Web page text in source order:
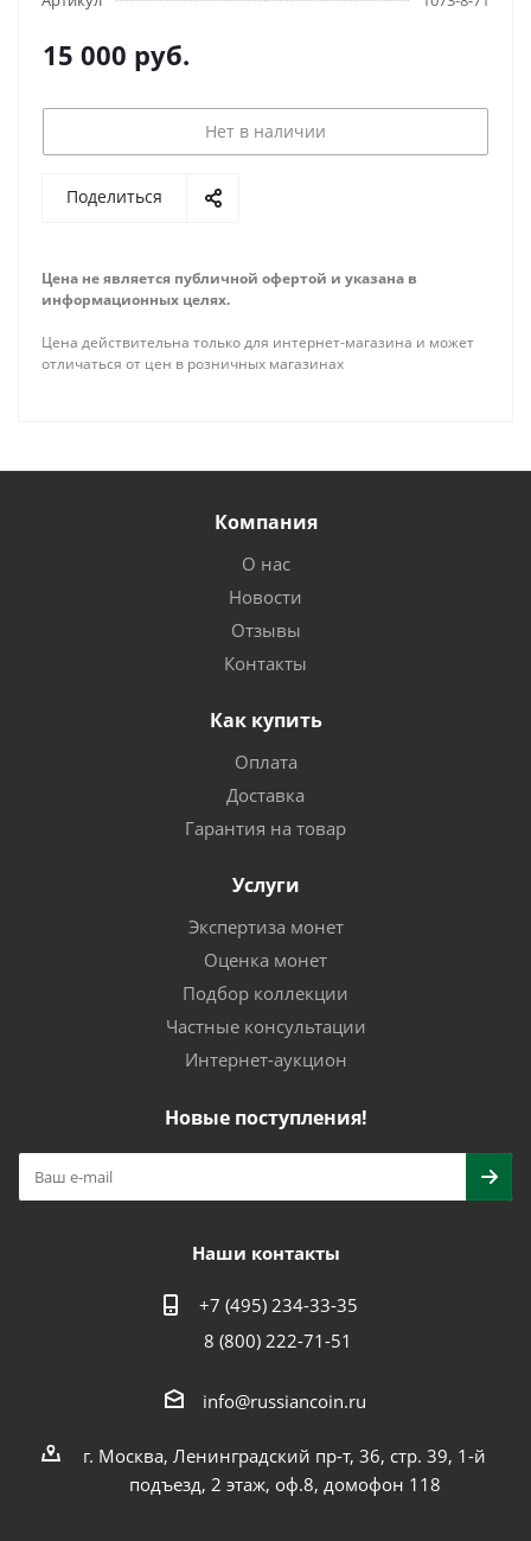
15 000 руб.
Нет в наличии
Поделиться
Цена не является публичной офертой и указана в
информационных целях.
Цена действительна только для интернет-магазина и может
отличаться от цен в розничных магазинах
Компания
О нас
Новости
Отзывы
Контакты
Как купить
Оплата
Доставка
Гарантия на товар
Услуги
Экспертиза монет
Оценка монет
Подбор коллекции
Частные консультации
Интернет-аукцион
Новые поступления!
Наши контакты
+7 (495) 234-33-35
8 (800) 222-71-51
info@russiancoin.ru
г. Москва, Ленинградский пр-т, 36, стр. 39, 1-й
подъезд, 2 этаж, оф.8, домофон 118